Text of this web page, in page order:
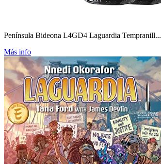
Península Bideona L4GD4 Laguardia Tempranill...
Más info